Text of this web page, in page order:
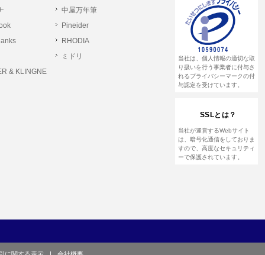
ます。
れのある行為。
れのある行為。
れのある行為。
中屋万年筆
Pineider
RHODIA
ミドリ
& KLINGNE
当社は、個人情報の適切な取
り扱いを行う事業者に付与さ
れるプライバシーマークの付
与認定を受けています。
SSLとは？
当社が運営するWebサイト
は、暗号化通信をしておりま
すので、高度なセキュリティ
ーで保護されています。